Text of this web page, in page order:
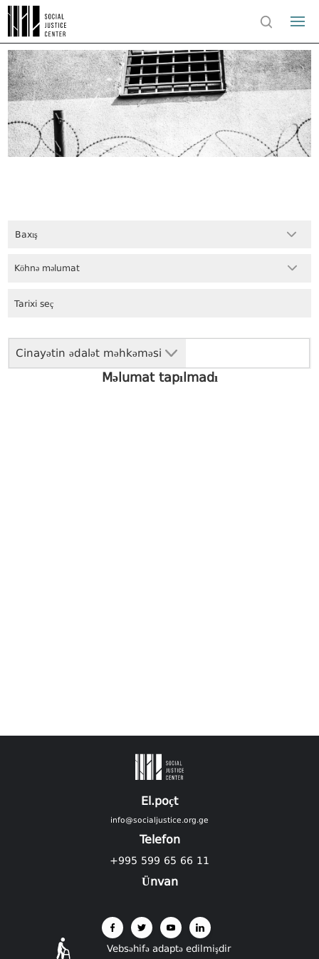
Baxış
Cinayətin ədalət məhkəməsi
Köhnə məlumat
Məlumat tapılmadı
El.poçt
info@socialjustice.org.ge
Telefon
+995 599 65 66 11
Ünvan
Vebsəhifə adaptə edilmişdir